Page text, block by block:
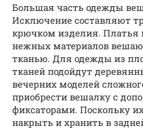
Большая часть одежды
Исключение составляют
крючком изделия. Платья
нежных материалов
тканью. Для одежды из
тканей подойдут
вечерних моделей
приобрести вешалку с
фиксаторами. Поскольку
накрыть и хранить в